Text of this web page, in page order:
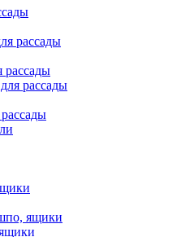
рассады
рассады
рассады
ящики